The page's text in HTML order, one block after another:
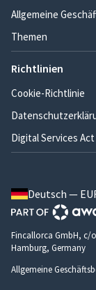
Allgemeine
Themen
Richtlinien
Cookie-Richtlinie
Digital Services Act
Deutsch —
Fincallorca GmbH, c/
Hamburg, Germany
Allgemeine